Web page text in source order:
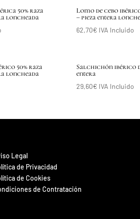
50% raza
loncheada
Lomo de cebo
– pieza entera
62,70€ IVA Incluido
50% raza
loncheada
Salchichón ibérico
entera
29,60€ IVA Incluido
Legal
de Privacidad
de Cookies
de Contratación